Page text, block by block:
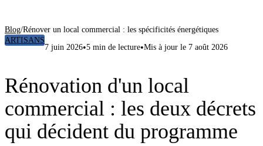
Blog/Rénover un local commercial : les spécificités énergétiques
ARTISANS
7 juin 2026•5 min de lecture•Mis à jour le 7 août 2026
Rénovation d'un local
commercial : les deux décrets
qui décident du programme